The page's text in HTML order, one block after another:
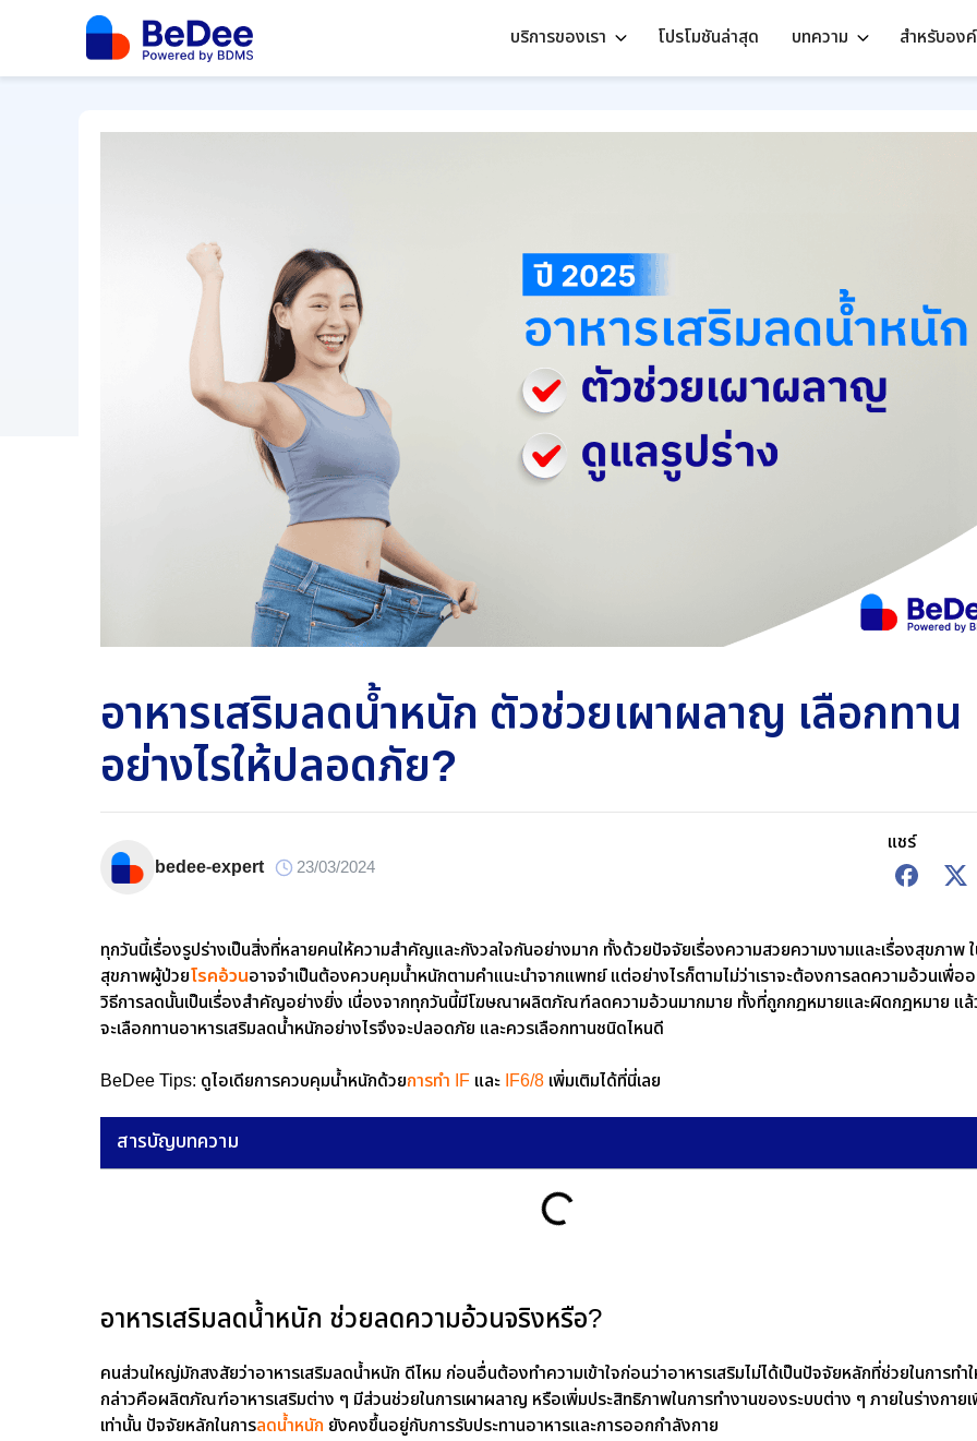
บริการของเรา โปรโมชันล่าสุด บทความ สำหรับอง
อาหารเสริมลดน้ำหนัก ตัวช่วยเผาผลาญ เลือกทาน
อย่างไรให้ปลอดภัย?
bedee-expert 23/03/2024
แชร์
ทุกวันนี้เรื่องรูปร่างเป็นสิ่งที่หลายคนให้ความสำคัญและกังวลใจกันอย่างมาก ทั้งด้วยปัจจัยเรื่องความสวยความงามและเรื่องสุขภาพ
สุขภาพผู้ป่วยโรคอ้วนอาจจำเป็นต้องควบคุมน้ำหนักตามคำแนะนำจากแพทย์ แต่อย่างไรก็ตามไม่ว่าเราจะต้องการลดความอ้วนเพื่ออ
วิธีการลดนั้นเป็นเรื่องสำคัญอย่างยิ่ง เนื่องจากทุกวันนี้มีโฆษณาผลิตภัณฑ์ลดความอ้วนมากมาย ทั้งที่ถูกกฎหมายและผิดกฎหมาย แล้
จะเลือกทานอาหารเสริมลดน้ำหนักอย่างไรจึงจะปลอดภัย และควรเลือกทานชนิดไหนดี
BeDee Tips: ดูไอเดียการควบคุมน้ำหนักด้วยการทำ IF และ IF6/8 เพิ่มเติมได้ที่นี่เลย
สารบัญบทความ
อาหารเสริมลดน้ำหนัก ช่วยลดความอ้วนจริงหรือ?
คนส่วนใหญ่มักสงสัยว่าอาหารเสริมลดน้ําหนัก ดีไหม ก่อนอื่นต้องทำความเข้าใจก่อนว่าอาหารเสริมไม่ได้เป็นปัจจัยหลักที่ช่วยในการทำ
กล่าวคือผลิตภัณฑ์อาหารเสริมต่าง ๆ มีส่วนช่วยในการเผาผลาญ หรือเพิ่มประสิทธิภาพในการทำงานของระบบต่าง ๆ ภายในร่างกาย
เท่านั้น ปัจจัยหลักในการลดน้ำหนัก ยังคงขึ้นอยู่กับการรับประทานอาหารและการออกกำลังกาย